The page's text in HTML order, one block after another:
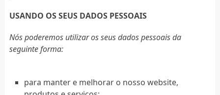
USANDO OS SEUS DADOS PESSOAIS
Nós poderemos utilizar os seus dados pessoais da
seguinte forma:
para manter e melhorar o nosso website,